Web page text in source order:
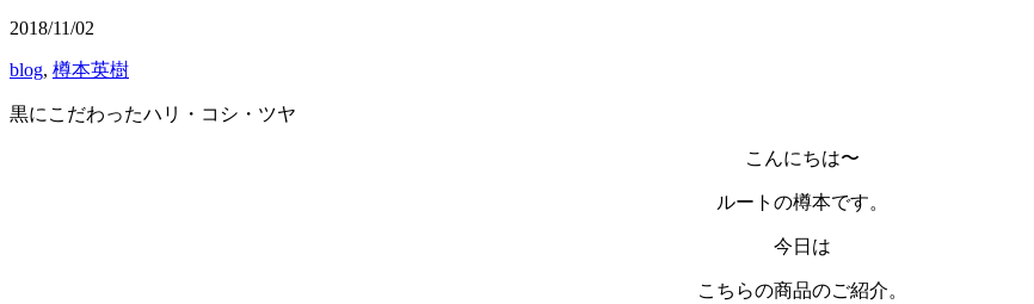
2018/11/02
blog, 樽本英樹
黒にこだわったハリ・コシ・ツヤ
こんにちは〜
ルートの樽本です。
今日は
こちらの商品のご紹介。